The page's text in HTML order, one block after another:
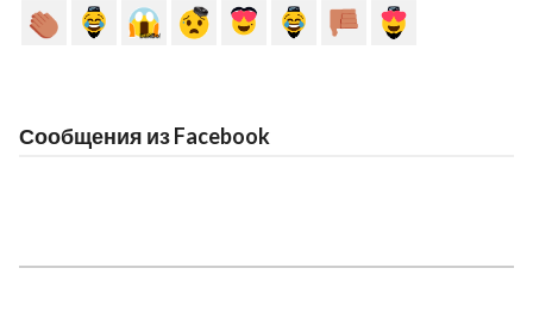
Сообщения из Facebook